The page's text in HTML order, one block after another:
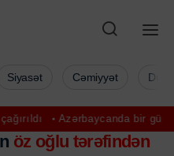
Azərbaycanda bir gündə 42
Siyasət Cəmiyyət
öz oğlu tərəfindən